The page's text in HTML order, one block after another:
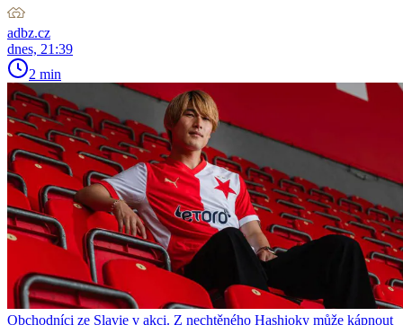
adbz.cz
dnes, 21:39
2 min
Obchodníci ze Slavie v akci. Z nechtěného Hashioky může kápnout